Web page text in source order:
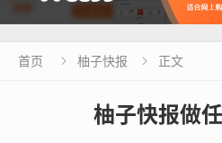
首页  柚子快报  正文
柚子快报做